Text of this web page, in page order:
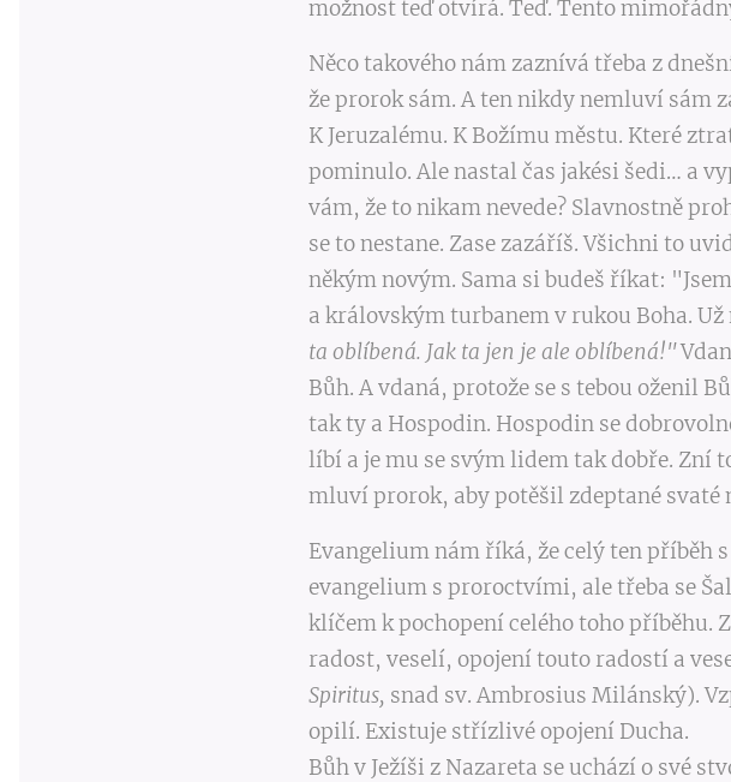
možnost teď otvírá. Teď. Tento
Něco takového nám zaznívá třeba z
že prorok sám. A ten nikdy nemluví sám
K Jeruzalému. K Božímu městu. Které
pominulo. Ale nastal čas jakési šedi… a
vám, že to nikam nevede? Slavnostně
se to nestane. Zase zazáříš. Všichni to
někým novým. Sama si budeš říkat:
a královským turbanem v rukou Boha.
ta oblíbená. Jak ta jen je ale oblíbená!"
Bůh. A vdaná, protože se s tebou oženil
tak ty a Hospodin. Hospodin se
líbí a je mu se svým lidem tak dobře. Zní
mluví prorok, aby potěšil zdeptané svaté
Evangelium nám říká, že celý ten příběh
evangelium s proroctvími, ale třeba se
klíčem k pochopení celého toho příběhu.
radost, veselí, opojení touto radostí a
Spiritus, snad sv. Ambrosius Milánský).
opilí. Existuje střízlivé opojení Ducha.
Bůh v Ježíši z Nazareta se uchází o své